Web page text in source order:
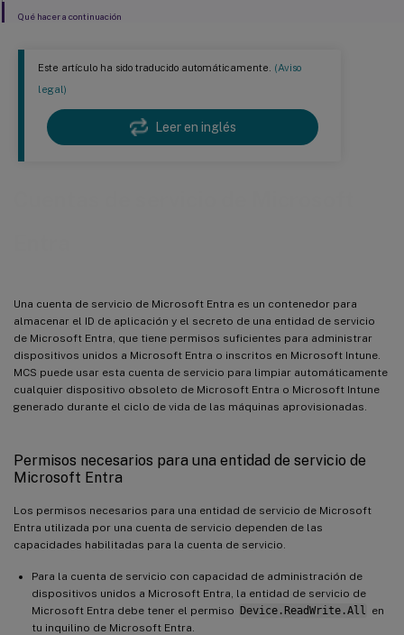
Este artículo ha sido traducido automáticamente. (Aviso
legal)
Leer en inglés
Una cuenta de servicio de Microsoft Entra es un contenedor para
almacenar el ID de aplicación y el secreto de una entidad de servicio
de Microsoft Entra, que tiene permisos suficientes para administrar
dispositivos unidos a Microsoft Entra o inscritos en Microsoft Intune.
MCS puede usar esta cuenta de servicio para limpiar automáticamente
cualquier dispositivo obsoleto de Microsoft Entra o Microsoft Intune
generado durante el ciclo de vida de las máquinas aprovisionadas.
Permisos necesarios para una entidad de servicio de
Microsoft Entra
Los permisos necesarios para una entidad de servicio de Microsoft
Entra utilizada por una cuenta de servicio dependen de las
capacidades habilitadas para la cuenta de servicio.
Para la cuenta de servicio con capacidad de administración de
dispositivos unidos a Microsoft Entra, la entidad de servicio de
Microsoft Entra debe tener el permiso Device.ReadWrite.All
en
tu inquilino de Microsoft Entra.
Qué hacer a continuación